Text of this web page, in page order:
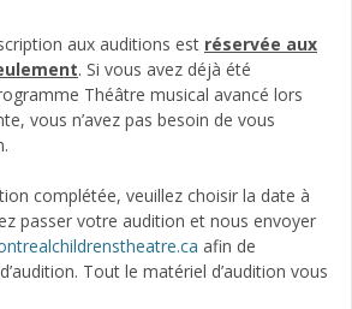
aux auditions est réservée aux
. Si vous avez déjà été
Théâtre musical avancé lors
vous n’avez pas besoin de vous
complétée, veuillez choisir la date à
passer votre audition et nous envoyer
afin de
Tout le matériel d’audition vous